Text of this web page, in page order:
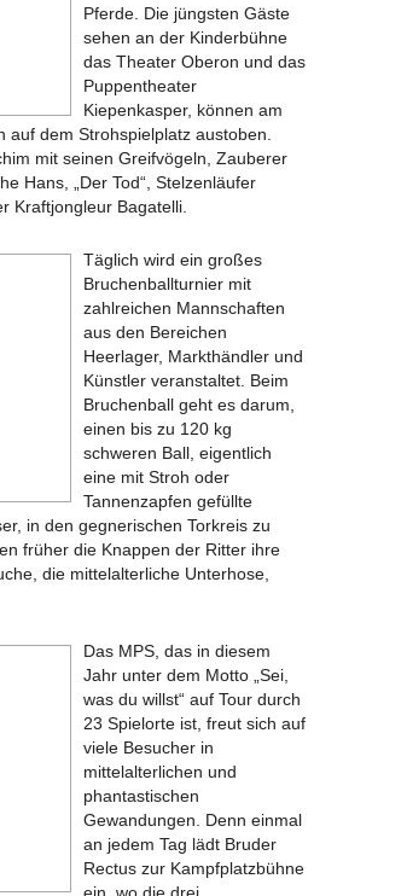
Pferde. Die jüngsten Gäste
sehen an der Kinderbühne
das Theater Oberon und das
Puppentheater
Kiepenkasper, können am
dem Strohspielplatz austoben.
mit seinen Greifvögeln, Zauberer
Hans, „Der Tod“, Stelzenläufer
Kraftjongleur Bagatelli.
Täglich wird ein großes
Bruchenballturnier mit
zahlreichen Mannschaften
aus den Bereichen
Heerlager, Markthändler und
Künstler veranstaltet. Beim
Bruchenball geht es darum,
einen bis zu 120 kg
schweren Ball, eigentlich
eine mit Stroh oder
Tannenzapfen gefüllte
in den gegnerischen Torkreis zu
früher die Knappen der Ritter ihre
die mittelalterliche Unterhose,
Das MPS, das in diesem
Jahr unter dem Motto „Sei,
was du willst“ auf Tour durch
23 Spielorte ist, freut sich auf
viele Besucher in
mittelalterlichen und
phantastischen
Gewandungen. Denn einmal
an jedem Tag lädt Bruder
Rectus zur Kampfplatzbühne